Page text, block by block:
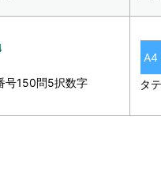
号150問5択数字
A4
タテ